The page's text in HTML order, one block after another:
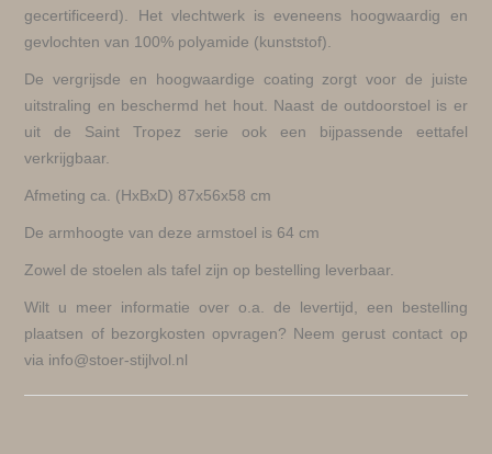
gecertificeerd). Het vlechtwerk is eveneens hoogwaardig en
gevlochten van 100% polyamide (kunststof).
De vergrijsde en hoogwaardige coating zorgt voor de juiste
uitstraling en beschermd het hout. Naast de outdoorstoel is er
uit de Saint Tropez serie ook een bijpassende eettafel
verkrijgbaar.
Afmeting ca. (HxBxD) 87x56x58 cm
De armhoogte van deze armstoel is 64 cm
Zowel de stoelen als tafel zijn op bestelling leverbaar.
Wilt u meer informatie over o.a. de levertijd, een bestelling
plaatsen of bezorgkosten opvragen? Neem gerust contact op
via info@stoer-stijlvol.nl